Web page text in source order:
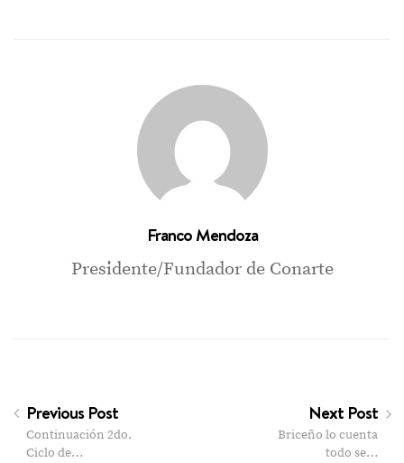
Franco Mendoza
Presidente/Fundador de Conarte
Previous Post
Continuación 2do.
Ciclo de…
Next Post
Briceño lo cuenta
todo se…